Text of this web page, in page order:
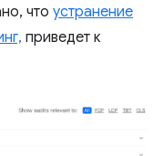
что устранение
приведет к